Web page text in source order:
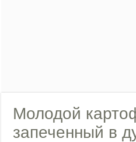
Молодой
запеченный в